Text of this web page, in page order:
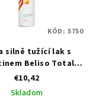
silně tužící lak s
Beliso Total
Complex - 750 ml
€10,42
Skladom
KÓD: 5750